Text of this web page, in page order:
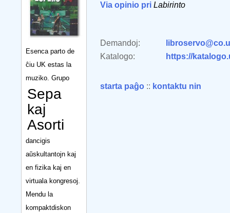
Esenca parto de
ĉiu UK estas la
muziko. Grupo
Sepa
kaj
Asorti
dancigis
aŭskultantojn kaj
en fizika kaj en
virtuala kongresoj.
Mendu la
kompaktdiskon
Via opinio pri Labirinto
Demandoj:
Katalogo:
https://
starta paĝo :: kontaktu nin